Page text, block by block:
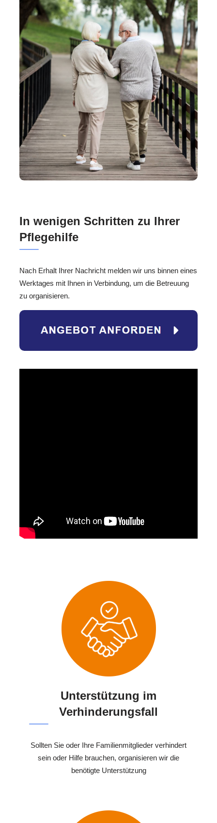
In wenigen Schritten zu Ihrer
Pflegehilfe
Nach Erhalt Ihrer Nachricht melden wir uns binnen eines
Werktages mit Ihnen in Verbindung, um die Betreuung
zu organisieren.
Unterstützung im
Verhinderungsfall
Sollten Sie oder Ihre Familienmitglieder verhindert
sein oder Hilfe brauchen, organisieren wir die
benötigte Unterstützung